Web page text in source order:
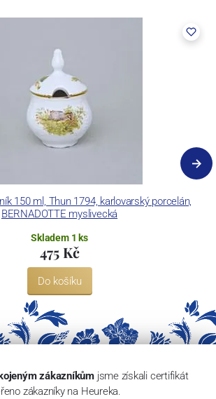
pecí. Závod je schopen dekorovat své
ochrannou známku LC a Thun Hotel &
150 ml, Thun 1794, karlovarský porcelán,
BERNADOTTE myslivecká
Skladem 1 ks
475 Kč
Do košíku
zákazníkům jsme získali certifikát
zákazníky na Heureka.